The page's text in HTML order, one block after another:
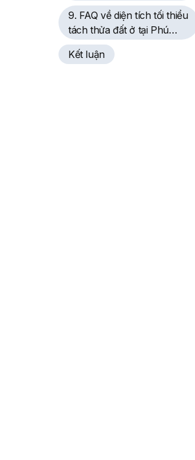
9. FAQ về diện tích tối thiểu
tách thửa đất ở tại Phú
Thọ
Kết luận